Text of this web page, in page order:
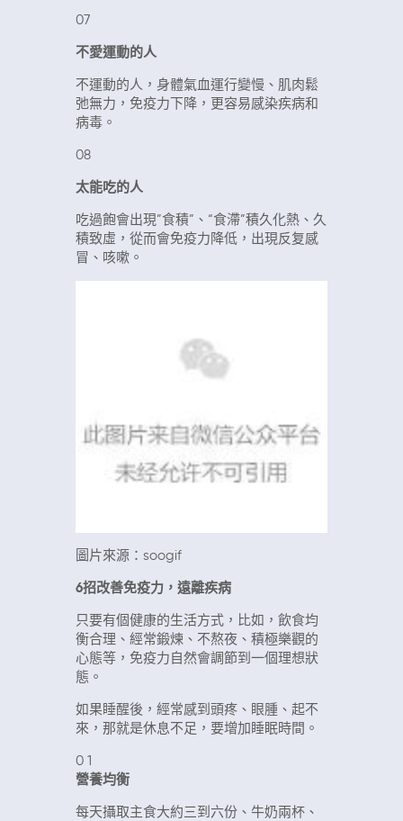
07
不愛運動的人
不運動的人，身體氣血運行變慢、肌肉鬆
弛無力，免疫力下降，更容易感染疾病和
病毒。
08
太能吃的人
吃過飽會出現”食積”、“食滯”積久化熱、久
積致虛，從而會免疫力降低，出現反复感
冒、咳嗽。
圖片來源：soogif
6招改善免疫力，遠離疾病
只要有個健康的生活方式，比如，飲食均
衡合理、經常鍛煉、不熬夜、積極樂觀的
心態等，免疫力自然會調節到一個理想狀
態。
如果睡醒後，經常感到頭疼、眼腫、起不
來，那就是休息不足，要增加睡眠時間。
0 1
營養均衡
每天攝取主食大約三到六份、牛奶兩杯、